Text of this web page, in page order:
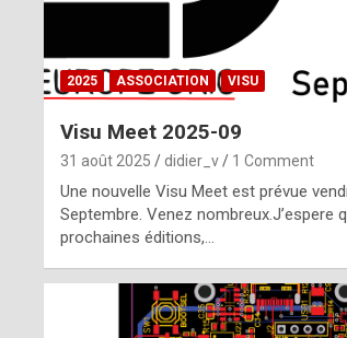
2025 ASSOCIATION VISU
Visu Meet 2025-09
31 août 2025 didier_v 1 Comment
Une nouvelle Visu Meet est prévue
Septembre. Venez nombreux.J’espere
prochaines éditions,…